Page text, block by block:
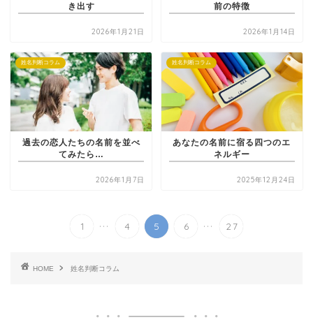
き出す
2026年1月21日
前の特徴
2026年1月14日
姓名判断コラム
過去の恋人たちの名前を並べ
てみたら…
2026年1月7日
姓名判断コラム
あなたの名前に宿る四つのエ
ネルギー
2025年12月24日
1 ... 4 5 6 ... 27
HOME 姓名判断コラム